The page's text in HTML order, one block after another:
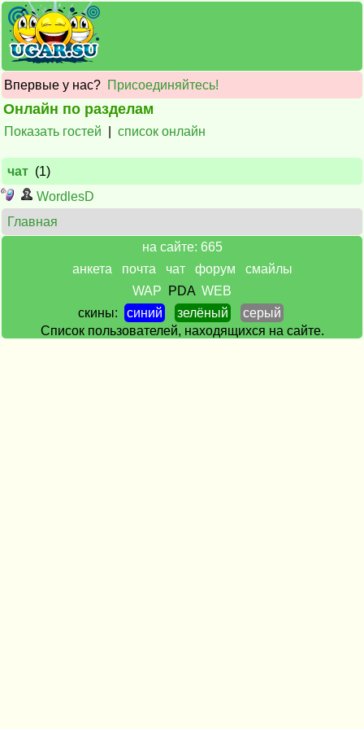
Впервые у нас? Присоединяйтесь!
Онлайн по разделам
Показать гостей список онлайн
чат (1)
WordlesD
Главная
на сайте: 665
анкета
почта чат форум
смайлы
WAP
PDA WEB
скины:
синий зелёный
серый
Список пользователей, находящихся на сайте.